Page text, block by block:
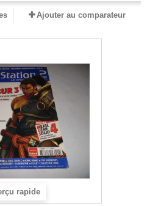
Ajouter au comparateur
rapide